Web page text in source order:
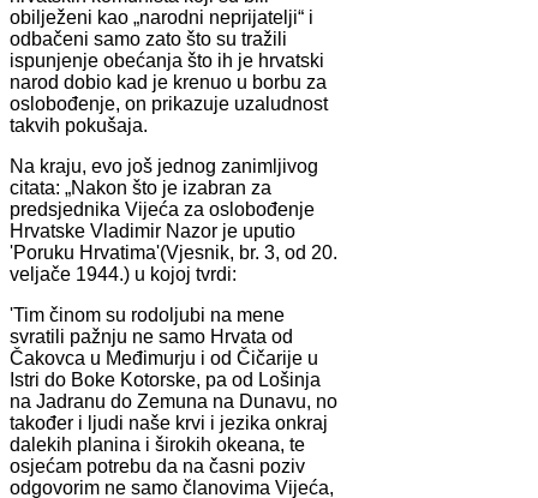
obilježeni kao „narodni neprijatelji“ i
odbačeni samo zato što su tražili
ispunjenje obećanja što ih je hrvatski
narod dobio kad je krenuo u borbu za
oslobođenje, on prikazuje uzaludnost
takvih pokušaja.
Na kraju, evo još jednog zanimljivog
citata: „Nakon što je izabran za
predsjednika Vijeća za oslobođenje
Hrvatske Vladimir Nazor je uputio
'Poruku Hrvatima'(Vjesnik, br. 3, od 20.
veljače 1944.) u kojoj tvrdi:
'Tim činom su rodoljubi na mene
svratili pažnju ne samo Hrvata od
Čakovca u Međimurju i od Čičarije u
Istri do Boke Kotorske, pa od Lošinja
na Jadranu do Zemuna na Dunavu, no
također i ljudi naše krvi i jezika onkraj
dalekih planina i širokih okeana, te
osjećam potrebu da na časni poziv
odgovorim ne samo članovima Vijeća,